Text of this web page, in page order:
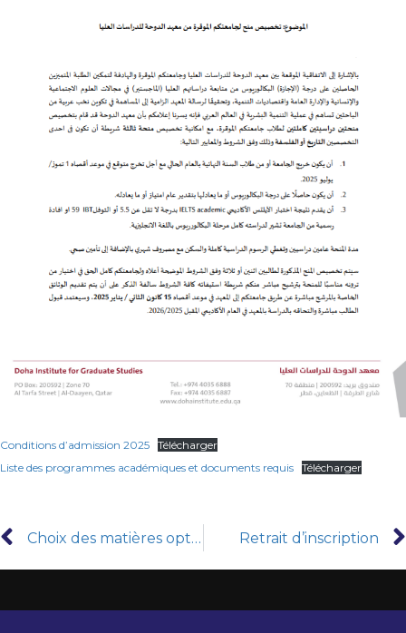
Conditions d’admission 2025 Télécharger
Liste des programmes académiques et documents requis Télécharger
Choix des matières optionnelles Retrait d’inscription